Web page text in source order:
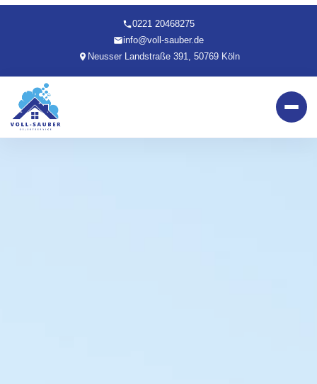
0221 20468275
info@voll-sauber.de
Neusser Landstraße 391, 50769 Köln